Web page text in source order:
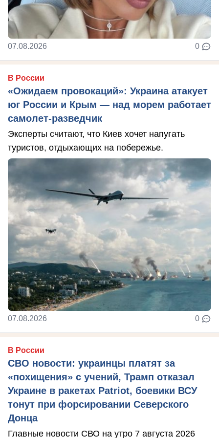
07.08.2026 0
В России
«Ожидаем провокаций»: Украина атакует
юг России и Крым — над морем работает
самолет-разведчик
Эксперты считают, что Киев хочет напугать
туристов, отдыхающих на побережье.
07.08.2026 0
В России
СВО новости: украинцы платят за
«похищения» с учений, Трамп отказал
Украине в ракетах Patriot, боевики ВСУ
тонут при форсировании Северского
Донца
Главные новости СВО на утро 7 августа 2026